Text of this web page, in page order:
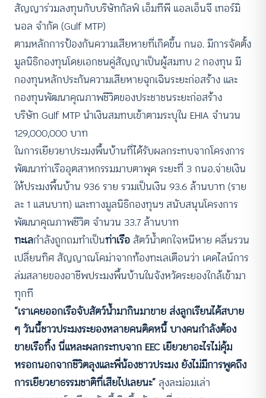
สัญญาร่วมลงทุนกับบริษัทกัลฟ์ เอ็มทีพี แอลเอ็นจี เทอร์มิ
นอล จำกัด (Gulf MTP)
ตามหลักการป้องกันความเสียหายที่เกิดขึ้น กนอ. มีการจัดตั้ง
มูลนิธิกองทุนโดยเอกชนคู่สัญญาเป็นผู้สมทบ 2 กองทุน มี
กองทุนหลักประกันความเสียหายฉุกเฉินระยะก่อสร้าง และ
กองทุนพัฒนาคุณภาพชีวิตของประชาชนระยะก่อสร้าง
บริษัท Gulf MTP นำเงินสมทบเข้าตามระบุใน EHIA จำนวน
129,000,000 บาท
ในการเยียวยาประมงพื้นบ้านที่ได้รับผลกระทบจากโครงการ
พัฒนาท่าเรืออุตสาหกรรมมาบตาพุด ระยะที่ 3 กนอ.จ่ายเงิน
ให้ประมงพื้นบ้าน 936 ราย รวมเป็นเงิน 93.6 ล้านบาท (ราย
ละ 1 แสนบาท) และทางมูลนิธิกองทุนฯ สนับสนุนโครงการ
พัฒนาคุณภาพชีวิต จำนวน 33.7 ล้านบาท
ทะเลกำลังถูกถมทำเป็นท่าเรือ สัตว์น้ำตกใจหนีหาย คลื่นรวน
เปลี่ยนทิศ สัญญาณโคม่าจากท้องทะเลเตือนว่า เดดไลน์การ
ล่มสลายของอาชีพประมงพื้นบ้านในจังหวัดระยองใกล้เข้ามา
ทุกที
“เราเคยออกเรือจับสัตว์น้ำมากินมาขาย ส่งลูกเรียนได้สบาย
ๆ วันนี้ชาวประมงระยองหลายคนติดหนี้ บางคนกำลังต้อง
ขายเรือทิ้ง นี่แหละผลกระทบจาก EEC เยียวยาอะไรไม่คุ้ม
หรอกนอกจากชีวิตลุงและพี่น้องชาวประมง ยังไม่มีการพูดถึง
การเยียวยาธรรมชาติที่เสียไปเลยนะ” ลุงละม่อมเล่า